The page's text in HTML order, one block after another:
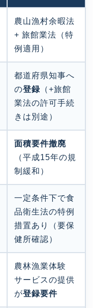
農山漁村余暇法
+ 旅館業法（特
例適用）
都道府県知事へ
の登録 （+旅館
業法の許可手続
きは別途）
面積要件撤廃
（平成15年の規
制緩和）
一定条件下で食
品衛生法の特例
措置あり（要保
健所確認）
農林漁業体験
サービスの提供
が登録要件